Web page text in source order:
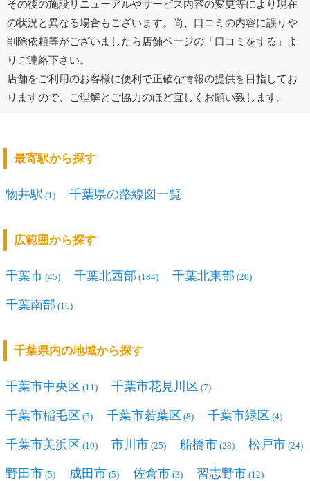
その後の施設リニューアルやサービス内容の変更等により現在
の状況と異なる場合もございます。尚、口コミの内容に誤りや
削除依頼等がございましたら店舗ページの「口コミをする」よ
りご連絡下さい。
店舗をご利用のお客様に便利で正確な情報の提供を目指してお
りますので、ご理解とご協力のほど宜しくお願い致します。
最寄駅から探す
物井駅 (1) 千葉県の路線図一覧
広範囲から探す
千葉市 (45) 千葉北西部 (184) 千葉北東部 (20)
千葉南部 (16)
千葉県内の地域から探す
千葉市中央区 (11) 千葉市花見川区 (7)
千葉市稲毛区 (5) 千葉市若葉区 (8) 千葉市緑区 (4)
千葉市美浜区 (10) 市川市 (25) 船橋市 (28) 松戸市 (24)
野田市 (5) 成田市 (5) 佐倉市 (3) 習志野市 (12)